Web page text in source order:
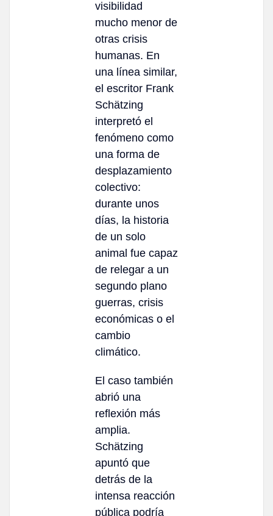
visibilidad
mucho menor de
otras crisis
humanas. En
una línea similar,
el escritor Frank
Schätzing
interpretó el
fenómeno como
una forma de
desplazamiento
colectivo:
durante unos
días, la historia
de un solo
animal fue capaz
de relegar a un
segundo plano
guerras, crisis
económicas o el
cambio
climático.
El caso también
abrió una
reflexión más
amplia.
Schätzing
apuntó que
detrás de la
intensa reacción
pública podría